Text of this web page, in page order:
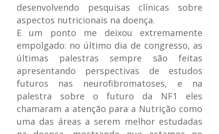
desenvolvendo pesquisas clínicas sobre
aspectos nutricionais na doença.
E um ponto me deixou extremamente
empolgado: no último dia de congresso, as
últimas palestras sempre são feitas
apresentando perspectivas de estudos
futuros nas neurofibromatoses, e na
palestra sobre o futuro da NF1 eles
chamaram a atenção para a Nutrição como
uma das áreas a serem melhor estudadas